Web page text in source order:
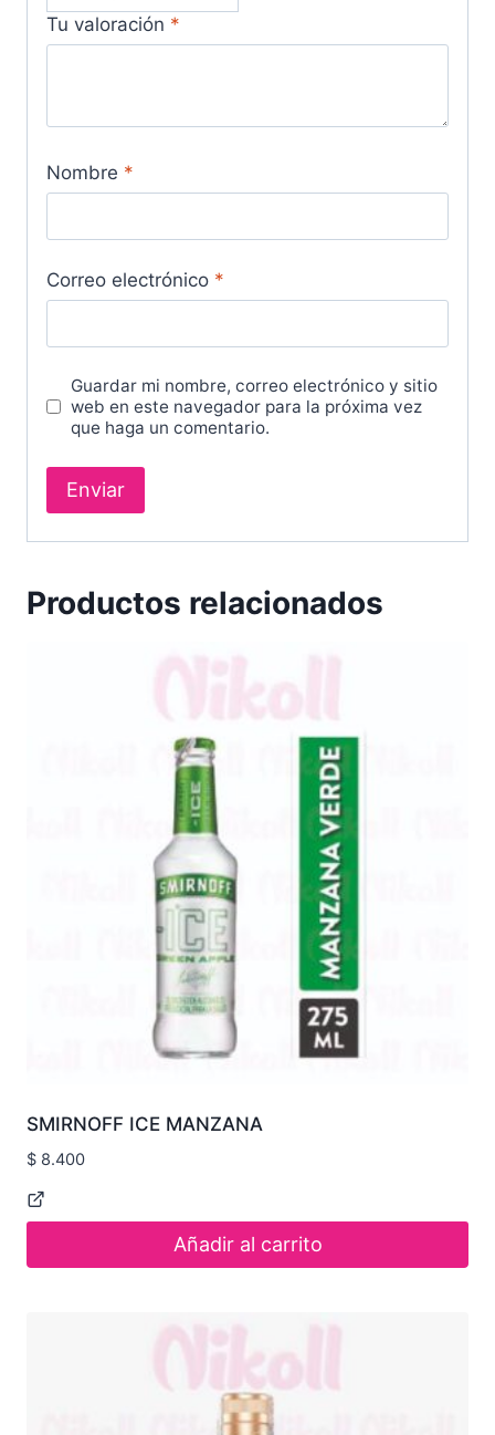
Tu valoración *
Nombre *
Correo electrónico *
Guardar mi nombre, correo electrónico y sitio
web en este navegador para la próxima vez
que haga un comentario.
Productos relacionados
SMIRNOFF ICE MANZANA
$ 8.400
Añadir al carrito